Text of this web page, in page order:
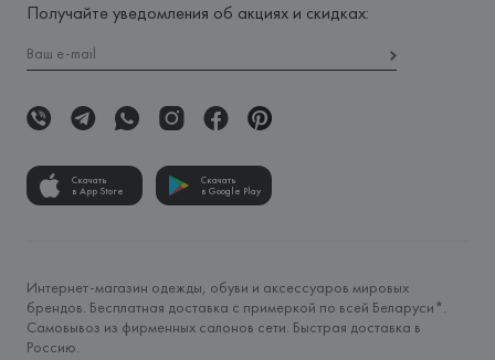
Получайте уведомления об акциях и скидках:
Скачать
в App Store
Скачать
в Google Play
Интернет-магазин одежды, обуви и аксессуаров мировых
брендов. Бесплатная доставка с примеркой по всей Беларуси*.
Самовывоз из фирменных салонов сети. Быстрая доставка в
Россию.